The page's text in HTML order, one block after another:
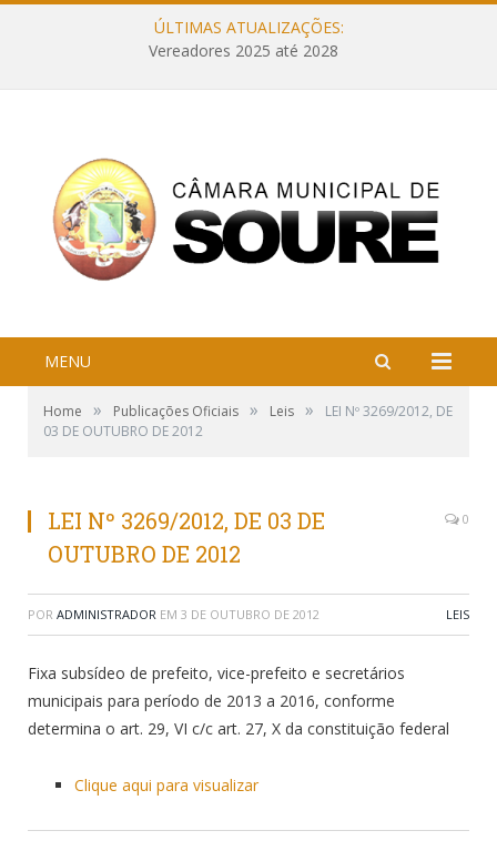
ÚLTIMAS ATUALIZAÇÕES:
Vereadores 2025 até 2028
MENU
Home » Publicações Oficiais » Leis »
LEI Nº 3269/2012, DE
03 DE OUTUBRO DE 2012
LEI Nº 3269/2012, DE 03 DE
OUTUBRO DE 2012
0
POR ADMINISTRADOR EM 3 DE OUTUBRO DE 2012 LEIS
Fixa subsídeo de prefeito, vice-prefeito e secretários
municipais para período de 2013 a 2016, conforme
determina o art. 29, VI c/c art. 27, X da constituição federal
Clique aqui para visualizar